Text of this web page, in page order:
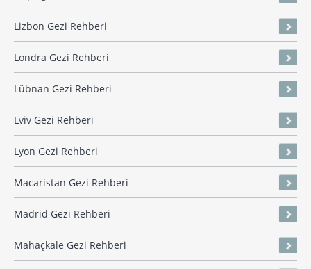
Lizbon Gezi Rehberi
Londra Gezi Rehberi
Lübnan Gezi Rehberi
Lviv Gezi Rehberi
Lyon Gezi Rehberi
Macaristan Gezi Rehberi
Madrid Gezi Rehberi
Mahaçkale Gezi Rehberi